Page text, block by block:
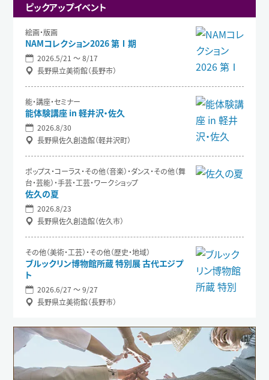
ピックアップイベント
絵画・版画
NAMコレクション2026 第Ⅰ期
2026.5/21 〜 8/17
長野県立美術館（長野市）
能・講座・セミナー
能体験講座 in 軽井沢・佐久
2026.8/30
長野県佐久創造館（軽井沢町）
ポップス・コーラス・その他（音楽）・ダンス・その他（舞
台・芸能）・手芸・工芸・ワークショップ
佐久の夏
2026.8/23
長野県佐久創造館（佐久市）
その他（美術・工芸）・その他（歴史・地域）
ブルックリン博物館所蔵 特別展 古代エジプ
ト
2026.6/27 〜 9/27
長野県立美術館（長野市）